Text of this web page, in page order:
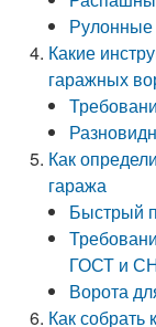
Рулонные
Какие
гаражных
Как
гаража
Быстрый
ГОСТ и
Ворота
Как собрать